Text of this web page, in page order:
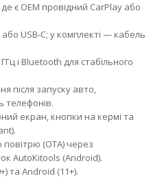
є OEM провідний CarPlay або
або USB-C; у комплекті — кабель
і Bluetooth для стабільного
після запуску авто,
телефонів.
екран, кнопки на кермі та
(OTA) через
AutoKitools (Android).
та Android (11+).